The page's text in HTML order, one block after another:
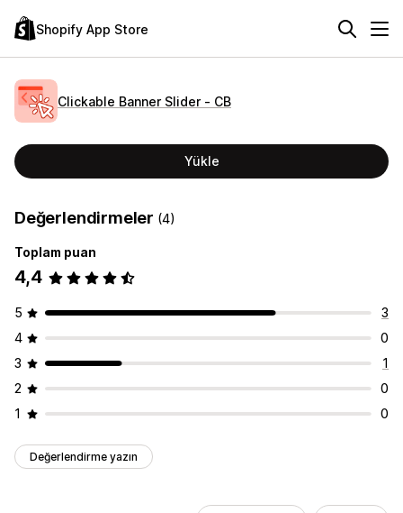
Shopify App Store
Clickable Banner Slider ‑ CB
Yükle
Değerlendirmeler (4)
Toplam puan
4,4
5
3
4
0
3
1
2
0
1
0
Değerlendirme yazın